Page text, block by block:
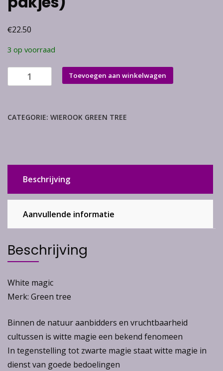
€22.50
3 op voorraad
White
magic
12
Toevoegen aan winkelwagen
CATEGORIE: WIEROOK GREEN TREE
Beschrijving
Aanvullende informatie
Beschrijving
White magic
Merk: Green tree
Binnen de natuur aanbidders en vruchtbaarheid
cultussen is witte magie een bekend fenomeen
In tegenstelling tot zwarte magie staat witte magie in
dienst van goede bedoelingen